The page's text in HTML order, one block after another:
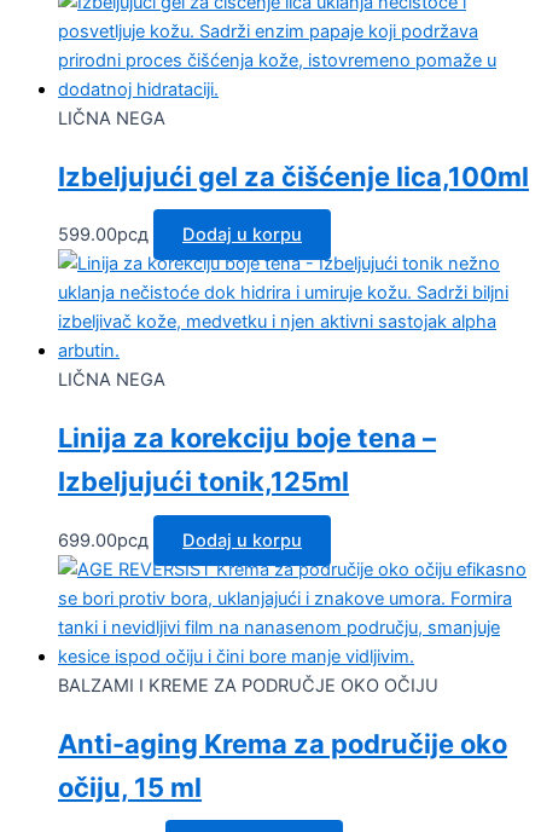
LIČNA NEGA
Izbeljujući gel za čišćenje lica,100ml
599.00рсд Dodaj u korpu
LIČNA NEGA
Linija za korekciju boje tena –
Izbeljujući tonik,125ml
699.00рсд Dodaj u korpu
BALZAMI I KREME ZA PODRUČJE OKO OČIJU
Anti-aging Krema za područije oko
očiju, 15 ml